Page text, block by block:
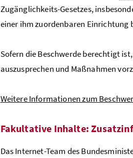
Zugänglichkeits-Gesetzes,
einer ihm zuordenbaren Einrichtung
Sofern die Beschwerde berechtigt
auszusprechen und Maßnahmen
Weitere Informationen zum
Fakultative Inhalte:
Das Internet-Team des